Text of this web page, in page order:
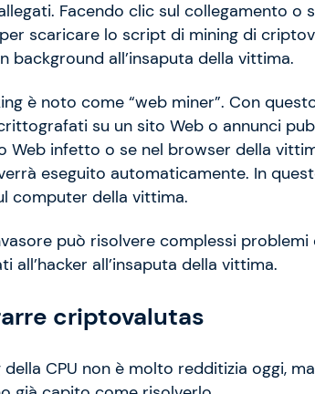
Facendo clic sul collegamento o
scaricare lo script di mining di
background all’insaputa della vittima.
è noto come “web miner”. Con
su un sito Web o annunci
Web infetto o se nel browser della
eseguito automaticamente. In
computer della vittima.
può risolvere complessi
all’hacker all’insaputa della vittima.
criptovalutas
della CPU non è molto redditizia oggi,